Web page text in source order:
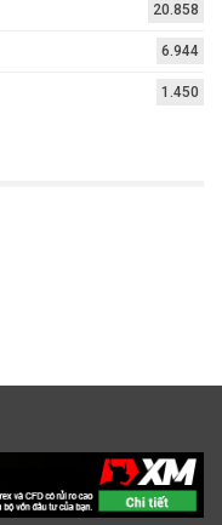
20.858
6.944
1.450